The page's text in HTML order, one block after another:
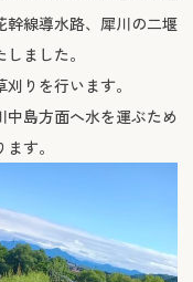
幹線導水路、犀川の二堰
ました。
りを行います。
島方面へ水を運ぶため
す。